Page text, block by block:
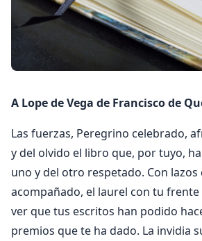
A Lope de Vega de Francisco de
Las fuerzas, Peregrino celebrado,
y del olvido el libro que, por tuyo,
uno y del otro respetado. Con lazos
acompañado, el laurel con tu
ver que tus escritos han podido
premios que te ha dado. La invidia